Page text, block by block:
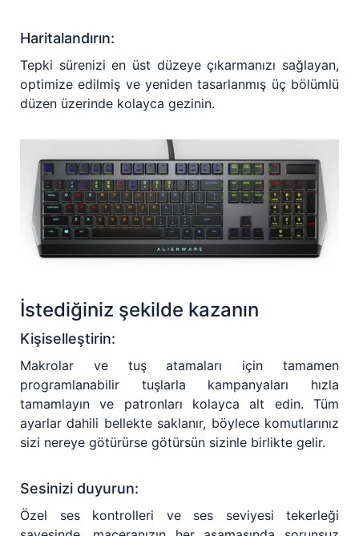
Haritalandırın:
Tepki sürenizi en üst düzeye çıkarmanızı sağlayan,
optimize edilmiş ve yeniden tasarlanmış üç bölümlü
düzen üzerinde kolayca gezinin.
İstediğiniz şekilde kazanın
Kişiselleştirin:
Makrolar ve tuş atamaları için tamamen
programlanabilir tuşlarla kampanyaları hızla
tamamlayın ve patronları kolayca alt edin. Tüm
ayarlar dahili bellekte saklanır, böylece komutlarınız
sizi nereye götürürse götürsün sizinle birlikte gelir.
Sesinizi duyurun:
Özel ses kontrolleri ve ses seviyesi tekerleği